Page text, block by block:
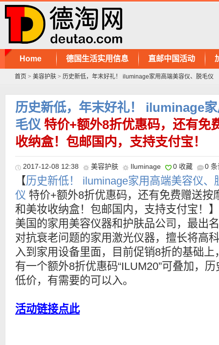
Home 德国生活实用信息 直邮中国活动
首页 > 美容护肤 > 历史新低，年末好礼！ iluminage家用高端美容仪、脱毛仪
历史新低，年末好礼！ iluminage
毛仪 特价+额外8折优惠码，还有免
收纳盒！包邮国内，支持支付宝！
2017-12-08 12:38 美容护肤 Iluminage 0 收藏 0 条
【历史新低！ iluminage家用高端美容仪、
仪 特价+额外8折优惠码，还有免费赠送按
和美妆收纳盒！包邮国内，支持支付宝！
美国的家用美容仪器和护肤品公司，最出
对抗衰老问题的家用激光仪器，擅长将高
入到家用设备里面，目前促销8折的基础上
有一个额外8折优惠码“ILUM20”可叠加，历
低价，有需要的可以入。
活动链接点此